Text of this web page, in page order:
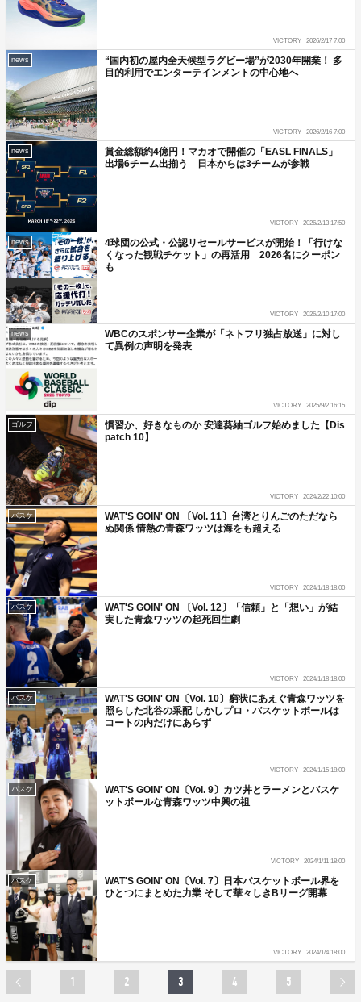
VICTORY 2026/2/17 7:00
news
“国内初の屋内全天候型ラグビー場”が2030年開業！ 多
目的利用でエンターテインメントの中心地へ
VICTORY 2026/2/16 7:00
news
賞金総額約4億円！マカオで開催の「EASL FINALS」
出場6チーム出揃う 日本からは3チームが参戦
VICTORY 2026/2/13 17:50
news
4球団の公式・公認リセールサービスが開始！「行けな
くなった観戦チケット」の再活用 2026名にクーポン
も
VICTORY 2026/2/10 17:00
news
WBCのスポンサー企業が「ネトフリ独占放送」に対し
て異例の声明を発表
VICTORY 2025/9/2 16:15
ゴルフ
慣習か、好きなものか 安達葵紬ゴルフ始めました【Dis
patch 10】
VICTORY 2024/2/22 10:00
バスケ
WAT'S GOIN' ON 〔Vol. 11〕台湾とりんごのただなら
ぬ関係 情熱の青森ワッツは海をも超える
VICTORY 2024/1/18 18:00
バスケ
WAT'S GOIN' ON 〔Vol. 12〕「信頼」と「想い」が結
実した青森ワッツの起死回生劇
VICTORY 2024/1/18 18:00
バスケ
WAT'S GOIN' ON〔Vol. 10〕窮状にあえぐ青森ワッツを
照らした北谷の采配 しかしプロ・バスケットボールは
コートの内だけにあらず
VICTORY 2024/1/15 18:00
バスケ
WAT'S GOIN' ON〔Vol. 9〕カツ丼とラーメンとバスケ
ットボールな青森ワッツ中興の祖
VICTORY 2024/1/11 18:00
バスケ
WAT'S GOIN' ON〔Vol. 7〕日本バスケットボール界を
ひとつにまとめた力業 そして華々しきBリーグ開幕
VICTORY 2024/1/4 18:00
1 2 3 4 5